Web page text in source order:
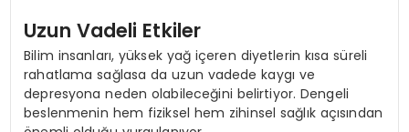
Uzun Vadeli Etkiler
Bilim insanları, yüksek yağ içeren diyetlerin kısa süreli
rahatlama sağlasa da uzun vadede kaygı ve
depresyona neden olabileceğini belirtiyor. Dengeli
beslenmenin hem fiziksel hem zihinsel sağlık açısından